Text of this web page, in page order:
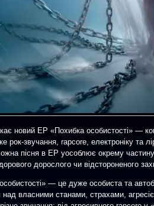
новий EP «Похибка особистості» —
рок-звучання, rapcore, електроніку та
пісня в EP уособлює окрему
дорослого чи відстороненого
— це дуже особиста та
над власними станами, страхами,